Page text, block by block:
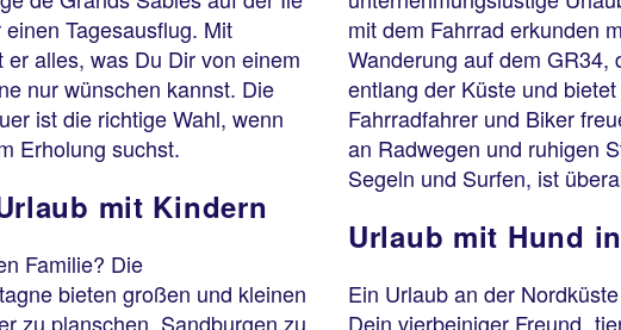
Tagesausflug. Mit
alles, was Du Dir von einem
nur wünschen kannst. Die
ist die richtige Wahl, wenn
Erholung suchst.
mit Kindern
Familie? Die
bieten großen und kleinen
zu planschen, Sandburgen zu
mit dem Fahrrad erkunden
Wanderung auf dem GR34,
entlang der Küste und
Fahrradfahrer und Biker
an Radwegen und ruhigen
Segeln und Surfen, ist
Urlaub mit Hund
Ein Urlaub an der
Dein vierbeiniger Freund